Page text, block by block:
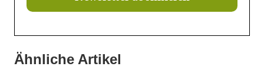
Ähnliche Artikel
20. Juli 2026
„Nutzen, was da ist“: Wie Gemeinden ihre Ortskerne neu